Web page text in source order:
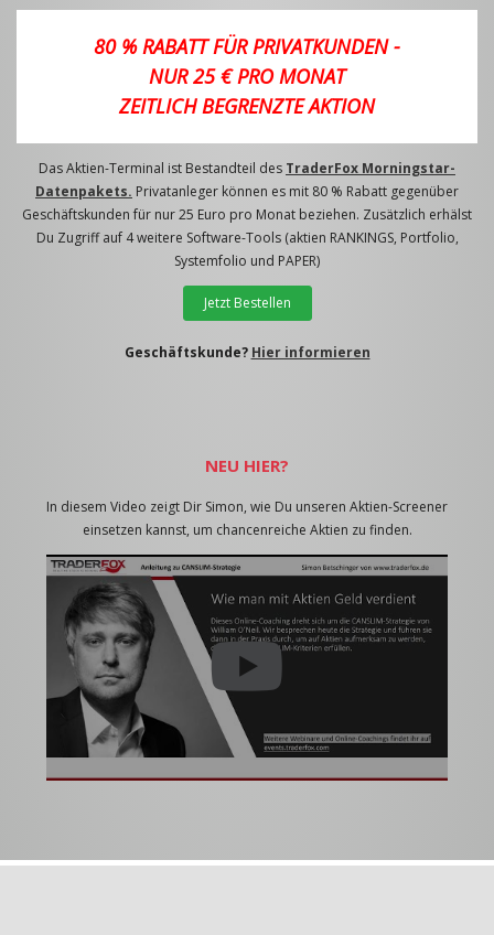
80 % RABATT FÜR PRIVATKUNDEN -
NUR 25 € PRO MONAT
ZEITLICH BEGRENZTE AKTION
Das Aktien-Terminal ist Bestandteil des TraderFox Morningstar-
Datenpakets. Privatanleger können es mit 80 % Rabatt gegenüber
Geschäftskunden für nur 25 Euro pro Monat beziehen. Zusätzlich erhälst
Du Zugriff auf 4 weitere Software-Tools (aktien RANKINGS, Portfolio,
Systemfolio und PAPER)
Jetzt Bestellen
Geschäftskunde? Hier informieren
NEU HIER?
In diesem Video zeigt Dir Simon, wie Du unseren Aktien-Screener
einsetzen kannst, um chancenreiche Aktien zu finden.